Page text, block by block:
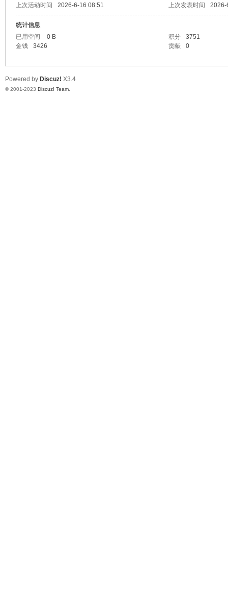
上次活动时间
2026-6-16 08:51 上次发表时间 2026-
统计信息
已用空间
0 B 积分
3751
金钱
3426 贡献 0
Powered by Discuz! X3.4
© 2001-2023 Discuz! Team